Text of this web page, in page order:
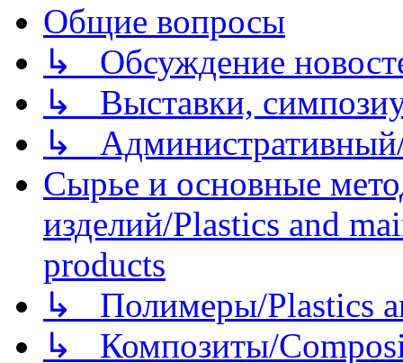
Общие вопросы
↳ Обсуждение
↳ Выставки,
↳
Сырье и основные
изделий/Plastics and
products
↳ Полимеры/Plastics
↳ Композиты/